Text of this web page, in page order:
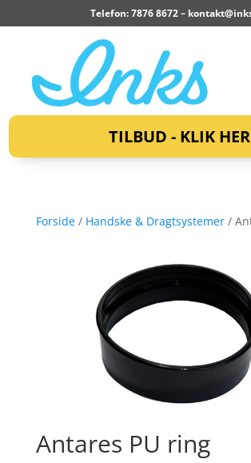
Telefon: 7876 8672 –
TILBUD - KLIK HER
Forside/ Handske & Dragtsystemer/
Antares PU ring